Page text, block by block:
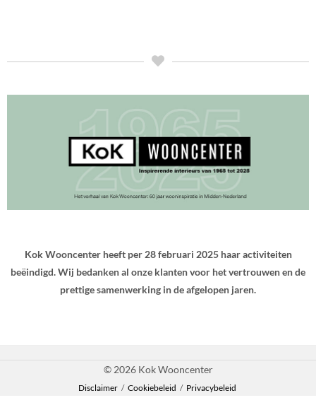
Kok Wooncenter heeft per 28 februari 2025 haar activiteiten
beëindigd. Wij bedanken al onze klanten voor het vertrouwen en de
prettige samenwerking in de afgelopen jaren.
© 2026 Kok Wooncenter
Disclaimer / Cookiebeleid / Privacybeleid